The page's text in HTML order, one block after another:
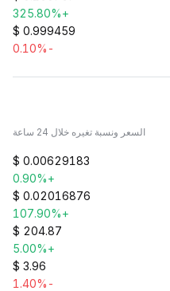
+325.80%
$ 0.999459
-0.10%
السعر ونسبة تغيره خلال 24 ساعة
$ 0.00629183
+0.90%
$ 0.02016876
+107.90%
$ 204.87
+5.00%
$ 3.96
-1.40%